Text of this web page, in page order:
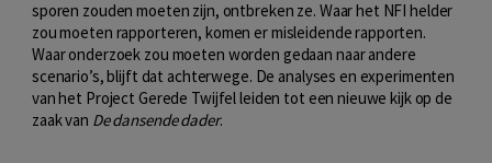
sporen zouden moeten zijn, ontbreken ze. Waar het NFI helder
zou moeten rapporteren, komen er misleidende rapporten.
Waar onderzoek zou moeten worden gedaan naar andere
scenario’s, blijft dat achterwege. De analyses en experimenten
van het Project Gerede Twijfel leiden tot een nieuwe kijk op de
zaak van De dansende dader.